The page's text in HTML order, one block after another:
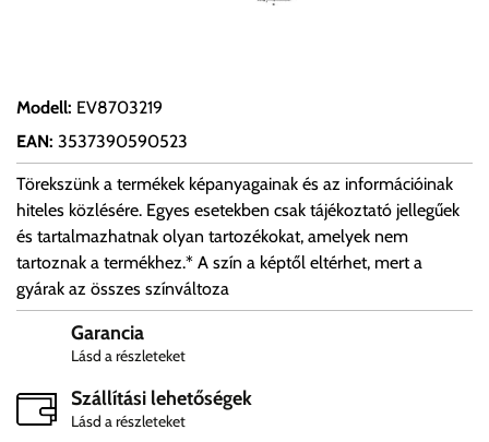
Modell: EV8703219
EAN: 3537390590523
Törekszünk a termékek képanyagainak és az információinak
hiteles közlésére. Egyes esetekben csak tájékoztató jellegűek
és tartalmazhatnak olyan tartozékokat, amelyek nem
tartoznak a termékhez.* A szín a képtől eltérhet, mert a
gyárak az összes színváltoza
Garancia
Lásd a részleteket
Szállítási lehetőségek
Lásd a részleteket